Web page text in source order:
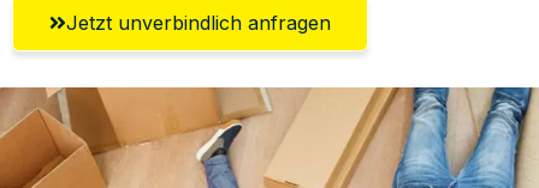
Jetzt unverbindlich anfragen